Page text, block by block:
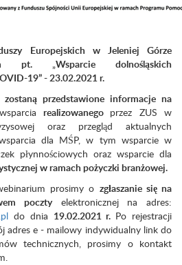
Europejskich w Jeleniej Górze
pt.„Wsparcie dolnośląskich
19” - 23.02.2021 r.
zostaną przedstawione informacje na
realizowanego przez ZUS w
oraz przegląd aktualnych
dla MŚP, w tym wsparcie w
płynnościowych oraz wsparcie dla
w ramach pożyczki branżowej.
prosimy o zgłaszanie się na
pocztyelektronicznej na adres:
do dnia 19.02.2021 r. Po rejestracji
adres e - mailowy indywidualny link do
technicznych, prosimy o kontakt